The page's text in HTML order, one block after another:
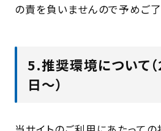
の責を負いませんので予めご了
5.推奨環境について
日～）